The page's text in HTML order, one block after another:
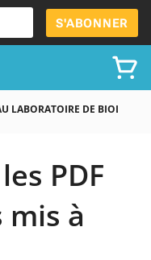
S'ABONNER
LABORATOIRE DE
PDF
à